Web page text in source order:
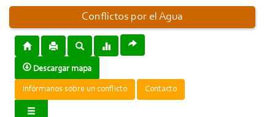
Conflictos por el Agua
Descargar mapa
Infórmanos sobre un conflicto Contacto